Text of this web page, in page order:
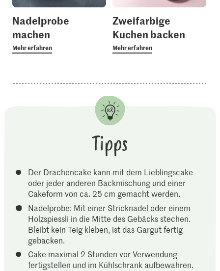
Nadelprobe
machen
Mehr erfahren
Zweifarbige
Kuchen backen
Mehr erfahren
Tipps
Der Drachencake kann mit dem Lieblingscake
oder jeder anderen Backmischung und einer
Cakeform von ca. 25 cm gemacht werden.
Nadelprobe: Mit einer Stricknadel oder einem
Holzspiessli in die Mitte des Gebäcks stechen.
Bleibt kein Teig kleben, ist das Gargut fertig
gebacken.
Cake maximal 2 Stunden vor Verwendung
fertigstellen und im Kühlschrank aufbewahren.